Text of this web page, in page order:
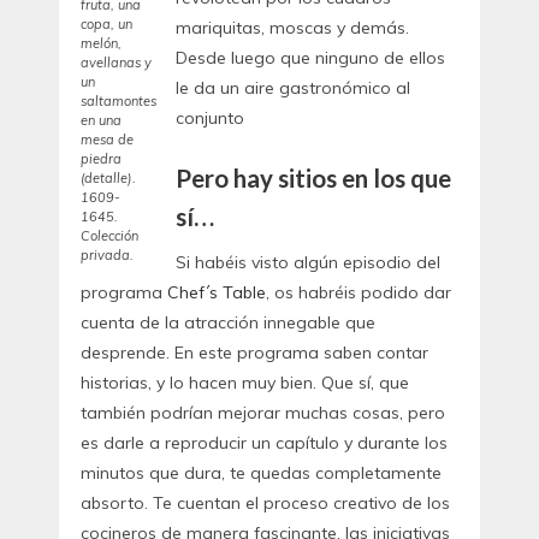
fruta, una
copa, un
melón,
avellanas y
un
saltamontes
en una
mesa de
piedra
(detalle).
1609-
1645.
Colección
privada.
mariquitas, moscas y demás.
Desde luego que ninguno de ellos
le da un aire gastronómico al
conjunto
Pero hay sitios en los que
sí…
Si habéis visto algún episodio del
programa Chef´s Table, os habréis podido dar
cuenta de la atracción innegable que
desprende. En este programa saben contar
historias, y lo hacen muy bien. Que sí, que
también podrían mejorar muchas cosas, pero
es darle a reproducir un capítulo y durante los
minutos que dura, te quedas completamente
absorto. Te cuentan el proceso creativo de los
cocineros de manera fascinante, las iniciativas